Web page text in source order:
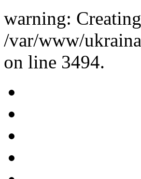
warning:
/var/www/
on line 3494.